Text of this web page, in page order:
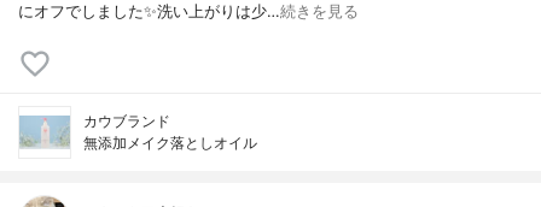
にオフでしました✨洗い上がりは少…続きを見る
カウブランド
無添加メイク落としオイル